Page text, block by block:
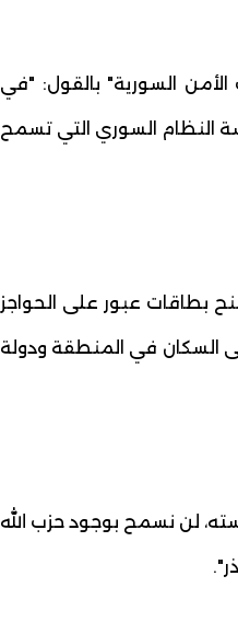
السورية" بالقول: "في
النظام السوري التي تسمح
بطاقات عبور على الحواجز
السكان في المنطقة ودولة
لن نسمح بوجود حزب الله